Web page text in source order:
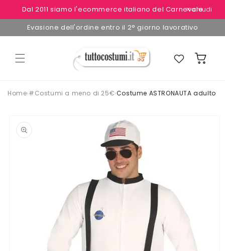
direttamente
ai contenuti
Dal 2011 siamo l'ecommerce italiano del Carnevale
✕ chiudi
Evasione dell'ordine entro il 2° giorno lavorativo
Preferiti Carrello
Home›#Costumi a meno di 25€›Costume ASTRONAUTA adulto